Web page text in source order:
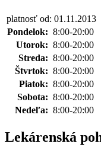
platnosť od: 01.11.2013
Pondelok: 8:00-20:00
Utorok: 8:00-20:00
Streda: 8:00-20:00
Štvrtok: 8:00-20:00
Piatok: 8:00-20:00
Sobota: 8:00-20:00
Nedeľa: 8:00-20:00
Lekárenská